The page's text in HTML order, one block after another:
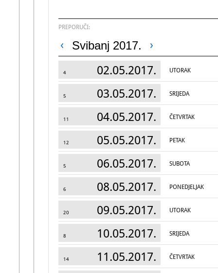
PREPORUČI:
Svibanj 2017.
4 02.05.2017. UTORAK
5 03.05.2017. SRIJEDA
11 04.05.2017. ČETVRTAK
12 05.05.2017. PETAK
5 06.05.2017. SUBOTA
6 08.05.2017. PONEDJELJAK
20 09.05.2017. UTORAK
8 10.05.2017. SRIJEDA
14 11.05.2017. ČETVRTAK